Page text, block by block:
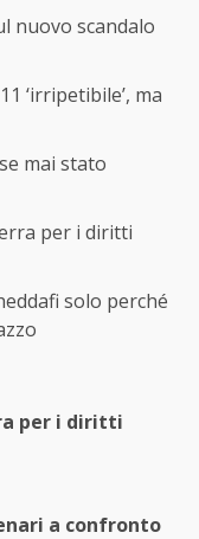
nuovo scandalo
‘irripetibile’, ma
mai stato
per i diritti
solo perché
per i diritti
a confronto